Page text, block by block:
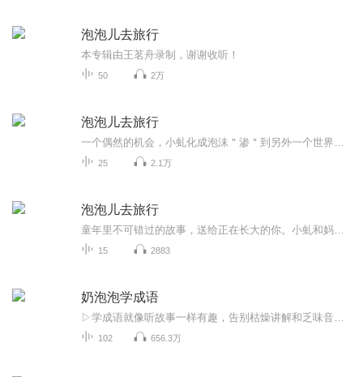
泡泡儿去旅行
本专辑由王茗舟录制，谢谢收听！
50 2万
泡泡儿去旅行
25 2.1万
泡泡儿去旅行
15 2883
奶泡泡学成语
102 656.3万